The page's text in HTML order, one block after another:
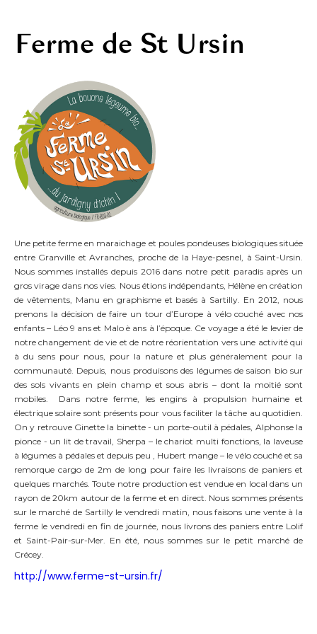
Ferme de St Ursin
Une petite ferme en maraichage et poules pondeuses biologiques située
entre Granville et Avranches, proche de la Haye-pesnel, à Saint-Ursin.
Nous sommes installés depuis 2016 dans notre petit paradis après un
gros virage dans nos vies. Nous étions indépendants, Hélène en création
de vêtements, Manu en graphisme et basés à Sartilly. En 2012, nous
prenons la décision de faire un tour d’Europe à vélo couché avec nos
enfants – Léo 9 ans et Malo è ans à l’époque. Ce voyage a été le levier de
notre changement de vie et de notre réorientation vers une activité qui
à du sens pour nous, pour la nature et plus généralement pour la
communauté. Depuis, nous produisons des légumes de saison bio sur
des sols vivants en plein champ et sous abris – dont la moitié sont
mobiles. Dans notre ferme, les engins à propulsion humaine et
électrique solaire sont présents pour vous faciliter la tâche au quotidien.
On y retrouve Ginette la binette - un porte-outil à pédales, Alphonse la
pionce - un lit de travail, Sherpa – le chariot multi fonctions, la laveuse
à légumes à pédales et depuis peu , Hubert mange – le vélo couché et sa
remorque cargo de 2m de long pour faire les livraisons de paniers et
quelques marchés. Toute notre production est vendue en local dans un
rayon de 20km autour de la ferme et en direct. Nous sommes présents
sur le marché de Sartilly le vendredi matin, nous faisons une vente à la
ferme le vendredi en fin de journée, nous livrons des paniers entre Lolif
et Saint-Pair-sur-Mer. En été, nous sommes sur le petit marché de
Crécey.
http://www.ferme-st-ursin.fr/